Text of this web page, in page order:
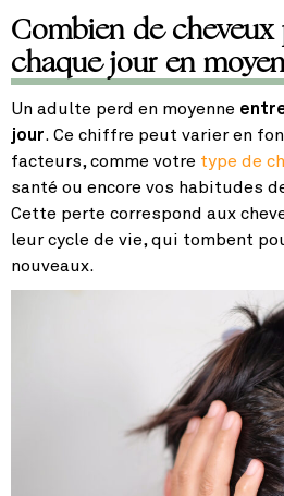
Combien de
chaque jour en
Un adulte perd en moyenne
jour. Ce chiffre peut varier en
facteurs, comme votre type de
santé ou encore vos habitudes
Cette perte correspond aux
leur cycle de vie, qui tombent
nouveaux.